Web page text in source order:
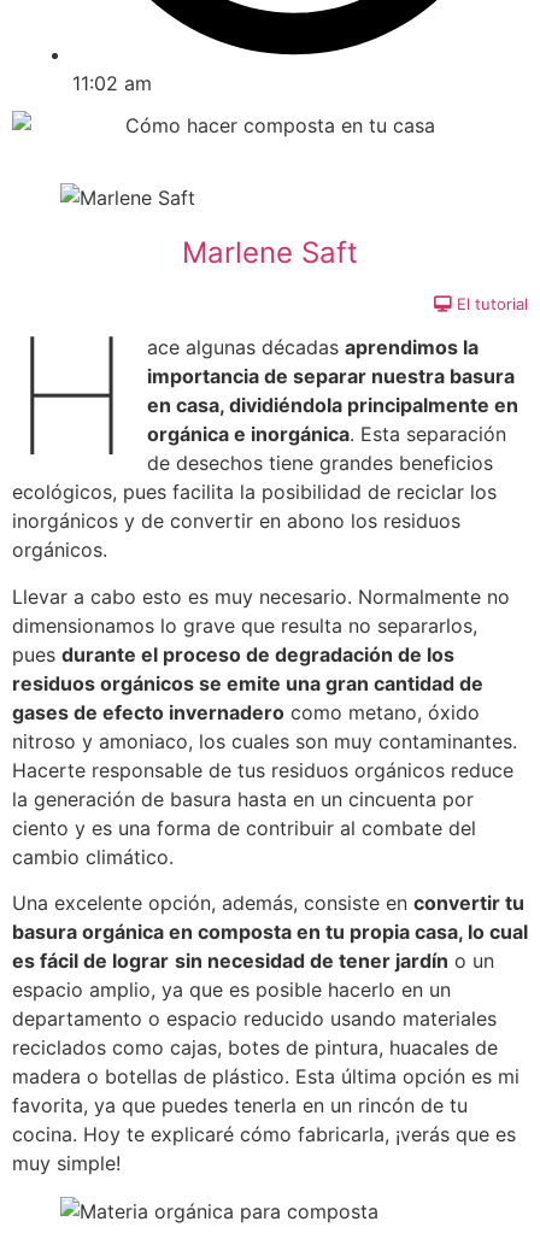
11:02 am
Marlene Saft
El tutorial
H ace algunas décadasaprendimos la
importancia de separar nuestra basura
en casa, dividiéndola principalmente en
orgánica e inorgánica. Esta separación
de desechos tiene grandes beneficios
ecológicos, pues facilita la posibilidad de reciclar los
inorgánicos y de convertir en abono los residuos
orgánicos.
Llevar a cabo esto es muy necesario. Normalmente no
dimensionamos lo grave que resulta no separarlos,
pues durante el proceso de degradación de los
residuos orgánicos se emite una gran cantidad de
gases de efecto invernadero como metano, óxido
nitroso y amoniaco, los cuales son muy contaminantes.
Hacerte responsable de tus residuos orgánicos reduce
la generación de basura hasta en un cincuenta por
ciento y es una forma de contribuir al combate del
cambio climático.
Una excelente opción, además, consiste en convertir tu
basura orgánica en composta en tu propia casa, lo cual
es fácil de lograr sin necesidad de tener jardín o un
espacio amplio, ya que es posible hacerlo en un
departamento o espacio reducido usando materiales
reciclados como cajas, botes de pintura, huacales de
madera o botellas de plástico. Esta última opción es mi
favorita, ya que puedes tenerla en un rincón de tu
cocina. Hoy te explicaré cómo fabricarla, ¡verás que es
muy simple!